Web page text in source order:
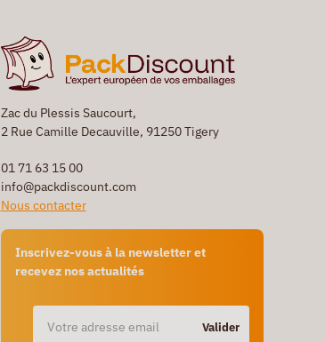
Zac du Plessis Saucourt,
2 Rue Camille Decauville, 91250 Tigery
01 71 63 15 00
info@packdiscount.com
Nous contacter
Inscrivez-vous à la newsletter et
recevez nos actualités
Valider